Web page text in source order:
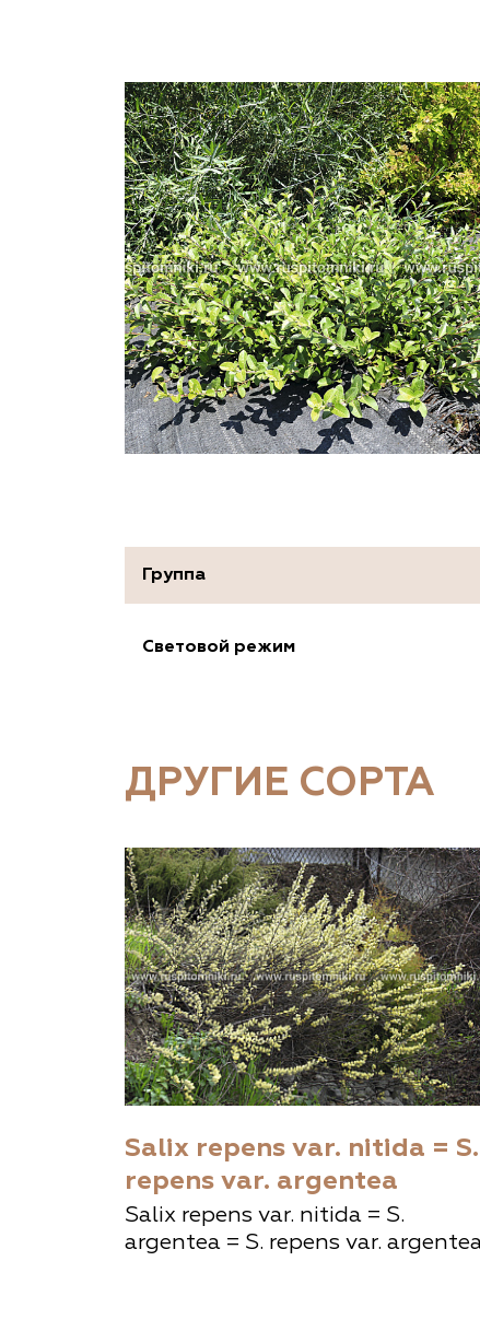
Группа
Световой режим
ДРУГИЕ СОРТА
Salix repens var. nitida = S.
repens var. argentea
Salix repens var. nitida = S.
argentea = S. repens var.